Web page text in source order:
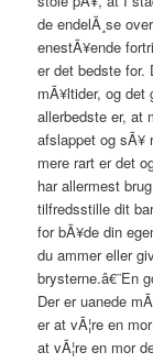
de endelÃ¸se
enestÃ¥ende
er det bedste for.
mÃ¥ltider, og det
allerbedste er, at
afslappet og sÃ¥
mere rart er det
har allermest
tilfredsstille dit
for bÃ¥de din
du ammer eller
brysterne.â€¨En
Der er uanede
er at vÃ¦re en
at vÃ¦re en mor